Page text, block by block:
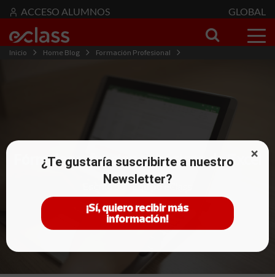
ACCESO ALUMNOS GLOBAL
Inicio Home Blog
Formación Profesional
Fórmulas y funciones básicas de Excel
Escrito por: Equipo eClass
¿Te gustaría suscribirte a nuestro
Newsletter?
¡Sí, quiero recibir más
información!